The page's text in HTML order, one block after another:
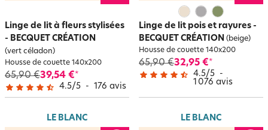
Linge de lit à fleurs stylisées
- BECQUET CRÉATION
(vert céladon)
Housse de couette 140x200
65,90 €39,54 €*
4.5/5 - 176 avis
Linge de lit pois et rayures -
BECQUET CRÉATION (beige)
Housse de couette 140x200
65,90 €32,95 €*
4.5/5 -
1 076 avis
LE BLANC LE BLANC